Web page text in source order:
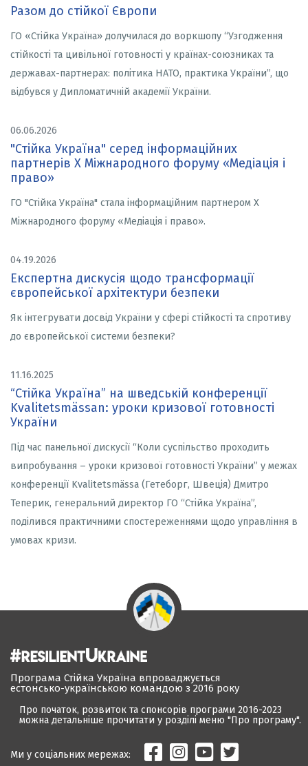
Разом до стійкої Європи
ГО «Стійка Україна» долучилася до воркшопу “Узгодження
стійкості та цивільної готовності у країнах-союзниках та
державах-партнерах: політика НАТО, практика України”, що
відбувся у Дипломатичній академії України.
06.06.2026
"Стійка Україна" серед інформаційних
партнерів X Міжнародного форуму «Медіація і
право»
ГО "Стійка Україна" стала інформаційним партнером X
Міжнародного форуму «Медіація і право».
04.19.2026
Експертна дискусія щодо трансформації
європейської архітектури безпеки
Як інтегрувати досвід України у сфері стійкості та спротиву
до європейської системи безпеки?
11.16.2025
“Стійка Україна” на шведській конференції
Kvalitetsmässan: уроки кризової готовності
України
Під час панельної дискусії “Коли суспільство проходить
випробування – уроки кризової готовності України” у межах
конференції Kvalitetsmässa (Гетеборг, Швеція) Дмитро
Теперик, генеральний директор ГО “Стійка Україна”,
поділився практичними спостереженнями щодо управління в
умовах кризи.
Програма Стійка Україна впроваджується
естонсько-українською командою з 2016 року
Про початок, розвиток та спонсорів програми 2016-2023
можна детальніше прочитати у розділі меню "Про програму".
Ми у соціальних мережах: